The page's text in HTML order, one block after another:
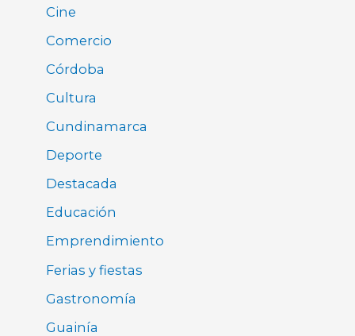
Cine
Comercio
Córdoba
Cultura
Cundinamarca
Deporte
Destacada
Educación
Emprendimiento
Ferias y fiestas
Gastronomía
Guainía